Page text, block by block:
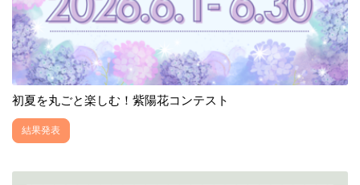
初夏を丸ごと楽しむ！紫陽花コンテスト
結果発表